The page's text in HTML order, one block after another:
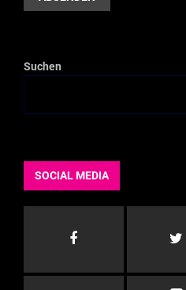
Suchen
SOCIAL MEDIA